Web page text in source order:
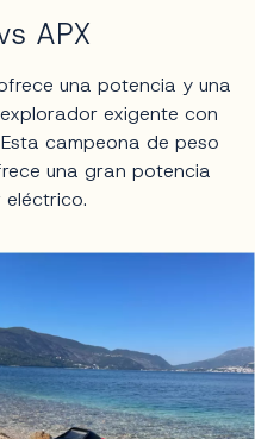
APX
una potencia y una
exigente con
campeona de peso
una gran potencia